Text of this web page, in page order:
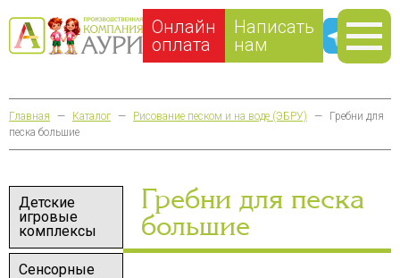
Онлайн
оплата
Написать
нам
Главная — Каталог — Рисование песком и на воде (ЭБРУ) —
Гребни для
песка большие
Детские
игровые
комплексы
Сенсорные
Гребни для песка
большие